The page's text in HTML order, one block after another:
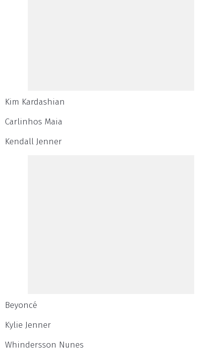
Kim Kardashian
Carlinhos Maia
Kendall Jenner
Beyoncé
Kylie Jenner
Whindersson Nunes